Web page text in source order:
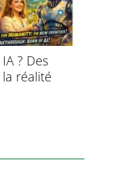
? Des
réalité